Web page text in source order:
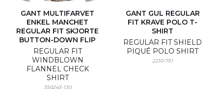
GANT MULTIFARVET
ENKEL MANCHET
REGULAR FIT SKJORTE
BUTTON-DOWN FLIP
REGULAR FIT
WINDBLOWN
FLANNEL CHECK
SHIRT
350243-130
GANT GUL REGULAR
FIT KRAVE POLO T-
SHIRT
REGULAR FIT SHIELD
PIQUÉ POLO SHIRT
2210-751